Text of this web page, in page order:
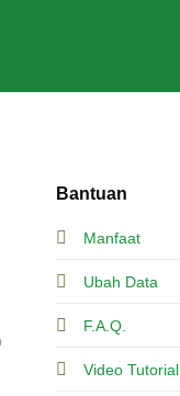
Bantuan
Manfaat
Ubah Data
F.A.Q.
Video Tutorial